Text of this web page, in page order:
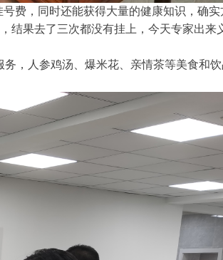
号费，同时还能获得大量的健康知识，确
结果去了三次都没有挂上，今天专家出来
，人参鸡汤、爆米花、亲情茶等美食和